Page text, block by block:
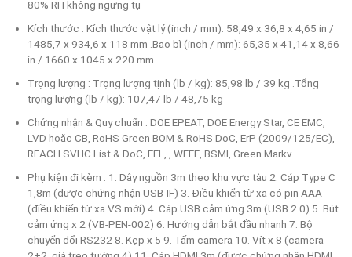
80% RH không ngưng tụ
Kích thước : Kích thước vật lý (inch / mm): 58,49 x 36,8 x 4,65 in /
1485,7 x 934,6 x 118 mm .Bao bì (inch / mm): 65,35 x 41,14 x 8,66
in / 1660 x 1045 x 220 mm
Trọng lượng : Trọng lượng tịnh (lb / kg): 85,98 lb / 39 kg .Tổng
trọng lượng (lb / kg): 107,47 lb / 48,75 kg
Chứng nhận & Quy chuẩn : DOE EPEAT, DOE Energy Star, CE EMC,
LVD hoặc CB, RoHS Green BOM & RoHS DoC, ErP (2009/125/EC),
REACH SVHC List & DoC, EEL, , WEEE, BSMI, Green Markv
Phụ kiện đi kèm : 1. Dây nguồn 3m theo khu vực tàu 2. Cáp Type C
1,8m (được chứng nhận USB-IF) 3. Điều khiển từ xa có pin AAA
(điều khiển từ xa VS mới) 4. Cáp USB cảm ứng 3m (USB 2.0) 5. Bút
cảm ứng x 2 (VB-PEN-002) 6. Hướng dẫn bắt đầu nhanh 7. Bộ
chuyển đổi RS232 8. Kẹp x 5 9. Tấm camera 10. Vít x 8 (camera